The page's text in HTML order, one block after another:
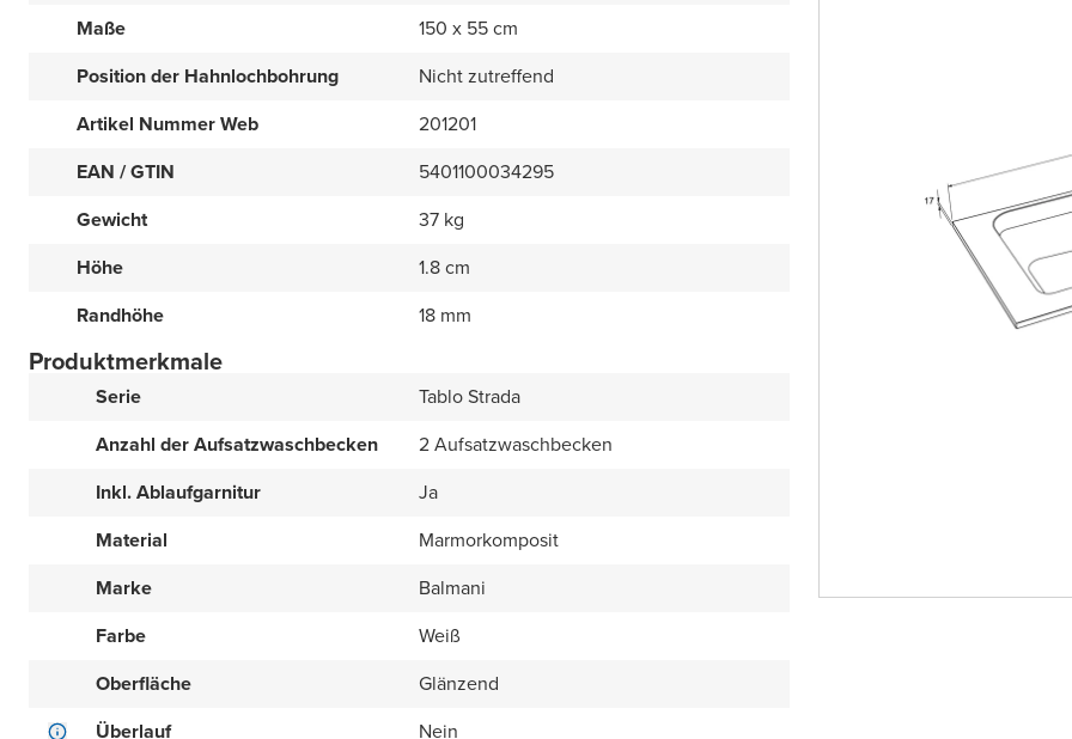
Maße
150 x 55 cm
Position der Hahnlochbohrung
Nicht zutreffend
Artikel Nummer Web
201201
EAN / GTIN
5401100034295
Gewicht
37 kg
Höhe
1.8 cm
Randhöhe
18 mm
Produktmerkmale
Serie
Tablo Strada
Anzahl der Aufsatzwaschbecken
2 Aufsatzwaschbecken
Inkl. Ablaufgarnitur
Ja
Material
Marmorkomposit
Marke
Balmani
Farbe
Weiß
Oberfläche
Glänzend
Überlauf
Nein